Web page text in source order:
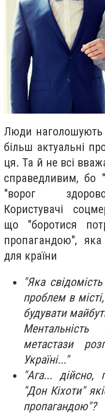
Люди
більш актуальні
ця. Та й не всі
справедливим, бо
"ворог
Користувачі
що "боротися
пропагандою",
для країни
"Яка
проблем в
будувати
метастази
Україні..."
"Ага... дійсно,
"Дон Кіхоти"